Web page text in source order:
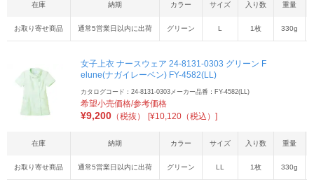
在庫 納期 カラー サイズ 入り数 重量
お取り寄せ商品 通常5営業日以内に出荷 グリーン L 1枚 330g
女子上衣 ナースウェア 24-8131-0303 グリーン F
elune(ナガイレーベン) FY-4582(LL)
カタログコード：24-8131-0303メーカー品番：FY-4582(LL)
希望小売価格/参考価格
¥9,200 （税抜） [¥10,120（税込）]
在庫 納期 カラー サイズ 入り数 重量
お取り寄せ商品 通常5営業日以内に出荷 グリーン LL 1枚 330g